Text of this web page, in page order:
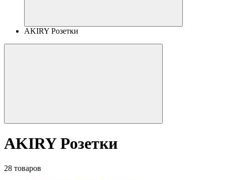
AKIRY Розетки
AKIRY Розетки
28 товаров